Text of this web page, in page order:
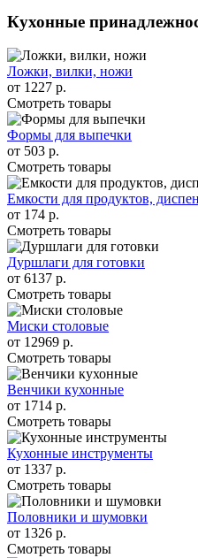
Кухонные
Ложки, вилки, ножи
от 1227 р.
Смотреть товары
Формы для выпечки
от 503 р.
Смотреть товары
Емкости для продуктов,
от 174 р.
Смотреть товары
Дуршлаги для готовки
от 6137 р.
Смотреть товары
Миски столовые
от 12969 р.
Смотреть товары
Венчики кухонные
от 1714 р.
Смотреть товары
Кухонные инструменты
от 1337 р.
Смотреть товары
Половники и шумовки
от 1326 р.
Смотреть товары